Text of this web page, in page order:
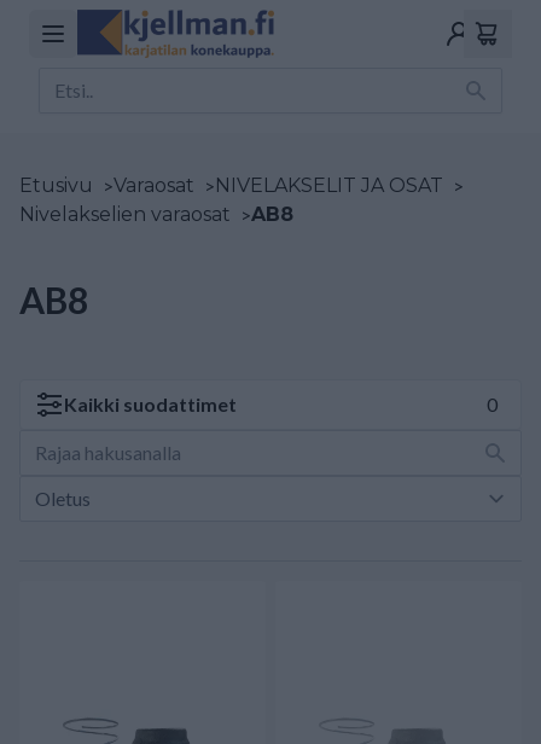
Etusivu >Varaosat >NIVELAKSELIT JA OSAT >
Nivelakselien varaosat >AB8
AB8
Kaikki suodattimet 0